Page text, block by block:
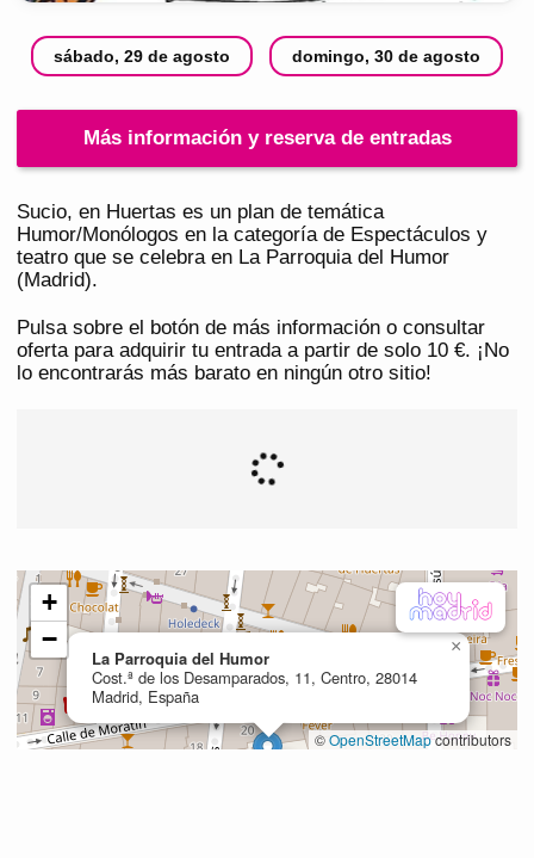
sábado, 29 de agosto domingo, 30 de agosto
Más información y reserva de entradas
Sucio, en Huertas es un plan de temática
Humor/Monólogos en la categoría de Espectáculos y
teatro que se celebra en La Parroquia del Humor
(Madrid).
Pulsa sobre el botón de más información o consultar
oferta para adquirir tu entrada a partir de solo 10 €. ¡No
lo encontrarás más barato en ningún otro sitio!